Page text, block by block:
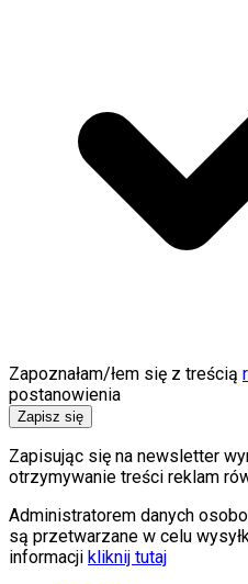
Zapoznałam/łem się z treścią
postanowienia
Zapisz się
Zapisując się na newsletter
otrzymywanie treści reklam
Administratorem danych
są przetwarzane w celu
informacji kliknij tutaj